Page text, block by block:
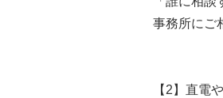
事務所にご
【2】直電